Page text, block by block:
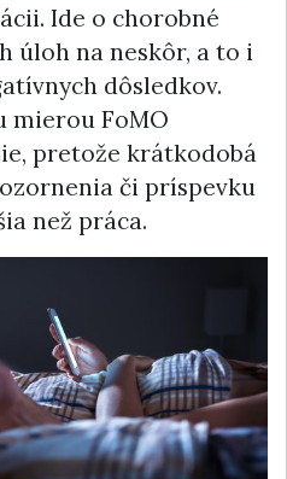
Ide o chorobné
úloh na neskôr, a to i
dôsledkov.
mierou FoMO
pretože krátkodobá
či príspevku
než práca.